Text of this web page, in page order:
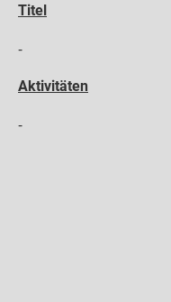
Titel
-
Aktivitäten
-